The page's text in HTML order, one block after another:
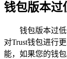
钱包版本过
钱包版本过
对Trust钱包进行
能，如果您的钱